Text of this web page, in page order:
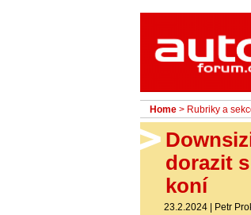
Home > Rubriky a
dorazit
koní
23.2.2024 | Petr